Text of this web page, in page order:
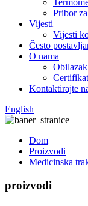
Pribor
Vijesti
Vijesti
Često
O nama
Certifikat
Kontaktirajte
English
Dom
Proizvodi
Medicinska
proizvodi